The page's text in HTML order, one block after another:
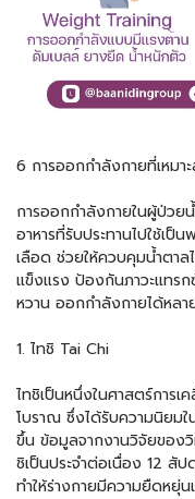
6 การออกกำลังกายที่เหม
การออกกำลังกายในผู้ป่วย
อาหารที่รับประทานไปใช้เป็
เลือด ช่วยให้ควบคุมน้ำตา
แข็งแรง ป้องกันภาวะแทร
หวาน ออกกำลังกายได้หล
1. ไทชิ Tai Chi
ไทชิเป็นหนึ่งในศาสตร์การเ
โบราณ ซึ่งได้รับความนิยมใ
ขึ้น ข้อมูลจากงานวิจัยของ
ชิเป็นประจําต่อเนื่อง 12 สั
ทําให้ร่างกายมีความยืดหยุ่